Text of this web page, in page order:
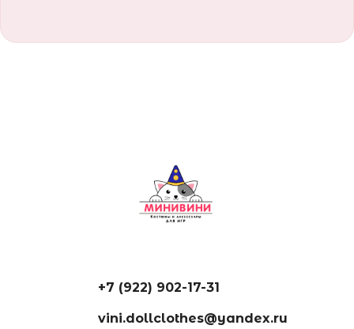
+7 (922) 902-17-31
vini.dollclothes@yandex.ru